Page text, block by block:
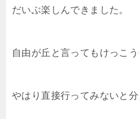
だいぶ楽しんできました。
自由が丘と言ってもけっこう
やはり直接行ってみないと